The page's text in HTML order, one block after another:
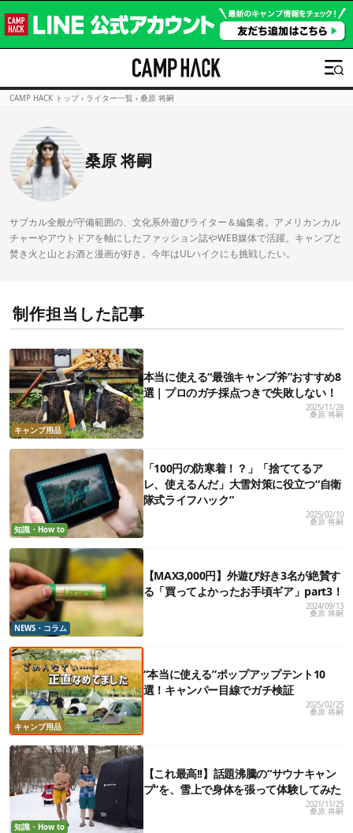
CAMP HACK トップ › ライター一覧 › 桑原 将嗣
桑原 将嗣
サブカル全般が守備範囲の、文化系外遊びライター＆編集者。アメリカンカル
チャーやアウトドアを軸にしたファッション誌やWEB媒体で活躍。キャンプと
焚き火と山とお酒と漫画が好き。今年はULハイクにも挑戦したい。
制作担当した記事
キャンプ用品
本当に使える“最強キャンプ斧”おすすめ8
選｜プロのガチ採点つきで失敗しない！
2025/11/28
桑原 将嗣
知識・How to
「100円の防寒着！？」「捨ててるア
レ、使えるんだ」大雪対策に役立つ“自衛
隊式ライフハック”
2025/02/10
桑原 将嗣
NEWS・コラム
【MAX3,000円】外遊び好き3名が絶賛す
る「買ってよかったお手頃ギア」part3！
2024/09/13
桑原 将嗣
キャンプ用品
“本当に使える”ポップアップテント10
選！キャンパー目線でガチ検証
2025/02/25
桑原 将嗣
知識・How to
【これ最高!!】話題沸騰の“サウナキャン
プ”を、雪上で身体を張って体験してみた
2021/11/25
桑原 将嗣